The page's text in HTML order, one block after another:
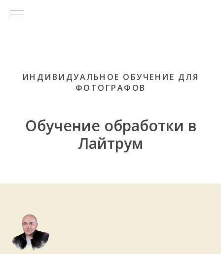
ИНДИВИДУАЛЬНОЕ ОБУЧЕНИЕ ДЛЯ
ФОТОГРАФОВ
Обучение обработки в
Лайтрум